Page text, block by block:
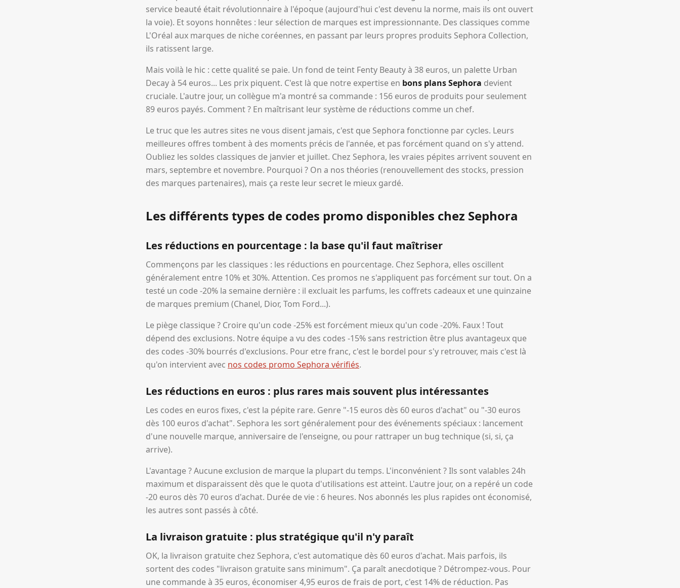
service beauté était révolutionnaire à l'époque (aujourd'hui c'est devenu la norme, mais ils ont ouvert
la voie). Et soyons honnêtes : leur sélection de marques est impressionnante. Des classiques comme
L'Oréal aux marques de niche coréennes, en passant par leurs propres produits Sephora Collection,
ils ratissent large.
Mais voilà le hic : cette qualité se paie. Un fond de teint Fenty Beauty à 38 euros, un palette Urban
Decay à 54 euros... Les prix piquent. C'est là que notre expertise en bons plans Sephora devient
cruciale. L'autre jour, un collègue m'a montré sa commande : 156 euros de produits pour seulement
89 euros payés. Comment ? En maîtrisant leur système de réductions comme un chef.
Le truc que les autres sites ne vous disent jamais, c'est que Sephora fonctionne par cycles. Leurs
meilleures offres tombent à des moments précis de l'année, et pas forcément quand on s'y attend.
Oubliez les soldes classiques de janvier et juillet. Chez Sephora, les vraies pépites arrivent souvent en
mars, septembre et novembre. Pourquoi ? On a nos théories (renouvellement des stocks, pression
des marques partenaires), mais ça reste leur secret le mieux gardé.
Les différents types de codes promo disponibles chez Sephora
Les réductions en pourcentage : la base qu'il faut maîtriser
Commençons par les classiques : les réductions en pourcentage. Chez Sephora, elles oscillent
généralement entre 10% et 30%. Attention. Ces promos ne s'appliquent pas forcément sur tout. On a
testé un code -20% la semaine dernière : il excluait les parfums, les coffrets cadeaux et une quinzaine
de marques premium (Chanel, Dior, Tom Ford...).
Le piège classique ? Croire qu'un code -25% est forcément mieux qu'un code -20%. Faux ! Tout
dépend des exclusions. Notre équipe a vu des codes -15% sans restriction être plus avantageux que
des codes -30% bourrés d'exclusions. Pour etre franc, c'est le bordel pour s'y retrouver, mais c'est là
qu'on intervient avec nos codes promo Sephora vérifiés.
Les réductions en euros : plus rares mais souvent plus intéressantes
Les codes en euros fixes, c'est la pépite rare. Genre "-15 euros dès 60 euros d'achat" ou "-30 euros
dès 100 euros d'achat". Sephora les sort généralement pour des événements spéciaux : lancement
d'une nouvelle marque, anniversaire de l'enseigne, ou pour rattraper un bug technique (si, si, ça
arrive).
L'avantage ? Aucune exclusion de marque la plupart du temps. L'inconvénient ? Ils sont valables 24h
maximum et disparaissent dès que le quota d'utilisations est atteint. L'autre jour, on a repéré un code
-20 euros dès 70 euros d'achat. Durée de vie : 6 heures. Nos abonnés les plus rapides ont économisé,
les autres sont passés à côté.
La livraison gratuite : plus stratégique qu'il n'y paraît
OK, la livraison gratuite chez Sephora, c'est automatique dès 60 euros d'achat. Mais parfois, ils
sortent des codes "livraison gratuite sans minimum". Ça paraît anecdotique ? Détrompez-vous. Pour
une commande à 35 euros, économiser 4,95 euros de frais de port, c'est 14% de réduction. Pas